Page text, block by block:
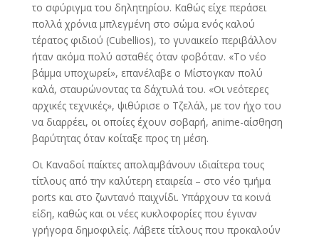
το σφύριγμα του δηλητηρίου. Καθώς είχε περάσει
πολλά χρόνια μπλεγμένη στο σώμα ενός καλού
τέρατος φιδιού (Cubellios), το γυναικείο περιβάλλον
ήταν ακόμα πολύ ασταθές όταν φοβόταν. «Το νέο
βάμμα υποχωρεί», επανέλαβε ο Μίστογκαν πολύ
καλά, σταυρώνοντας τα δάχτυλά του. «Οι νεότερες
αρχικές τεχνικές», ψιθύρισε ο Τζελάλ, με τον ήχο του
να διαρρέει, οι οποίες έχουν σοβαρή, anime-αίσθηση
βαρύτητας όταν κοίταξε προς τη μέση.
Οι Καναδοί παίκτες απολαμβάνουν ιδιαίτερα τους
τίτλους από την καλύτερη εταιρεία – στο νέο τμήμα
ports και στο ζωντανό παιχνίδι. Υπάρχουν τα κοινά
είδη, καθώς και οι νέες κυκλοφορίες που έγιναν
γρήγορα δημοφιλείς. Λάβετε τίτλους που προκαλούν